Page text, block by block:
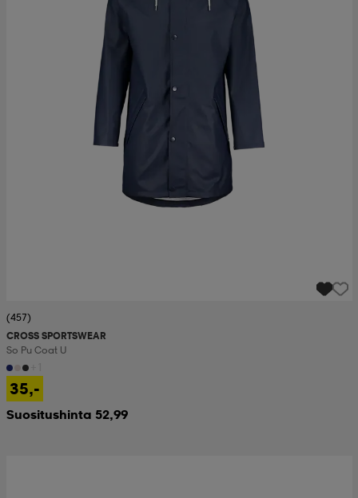
(457)
CROSS SPORTSWEAR
So Pu Coat U
35,-
Suositushinta 52,99